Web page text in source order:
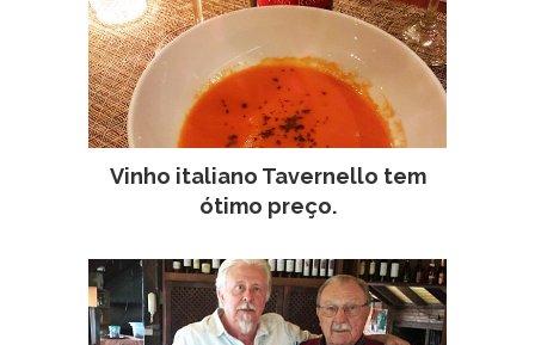
Vinho italiano Tavernello tem
ótimo preço.